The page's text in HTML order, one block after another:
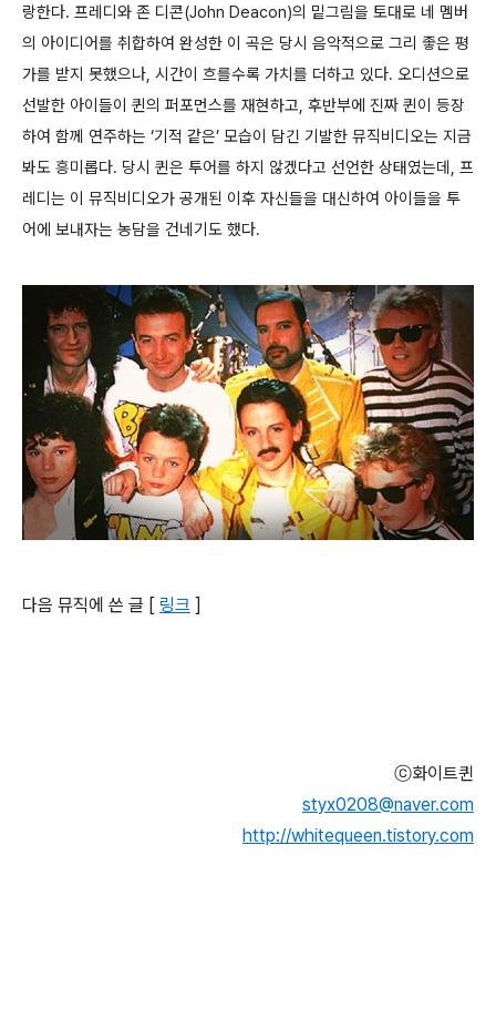
랑한다. 프레디와 존 디콘(John Deacon)의 밑그림을 토대로 네 멤버
의 아이디어를 취합하여 완성한 이 곡은 당시 음악적으로 그리 좋은 평
가를 받지 못했으나, 시간이 흐를수록 가치를 더하고 있다. 오디션으로
선발한 아이들이 퀸의 퍼포먼스를 재현하고, 후반부에 진짜 퀸이 등장
하여 함께 연주하는 ‘기적 같은’ 모습이 담긴 기발한 뮤직비디오는 지금
봐도 흥미롭다. 당시 퀸은 투어를 하지 않겠다고 선언한 상태였는데, 프
레디는 이 뮤직비디오가 공개된 이후 자신들을 대신하여 아이들을 투
어에 보내자는 농담을 건네기도 했다.
다음 뮤직에 쓴 글 [ 링크 ]
ⓒ화이트퀸
styx0208@naver.com
http://whitequeen.tistory.com